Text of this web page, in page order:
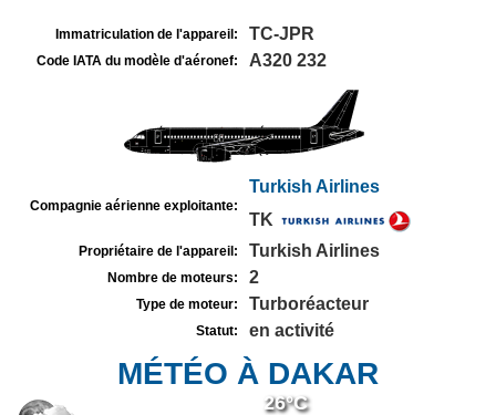
Immatriculation de l'appareil: TC-JPR
Code IATA du modèle d'aéronef: A320 232
Compagnie aérienne exploitante:
Turkish Airlines
TK
Propriétaire de l'appareil: Turkish Airlines
Nombre de moteurs: 2
Type de moteur: Turboréacteur
Statut: en activité
MÉTÉO À DAKAR
26°C